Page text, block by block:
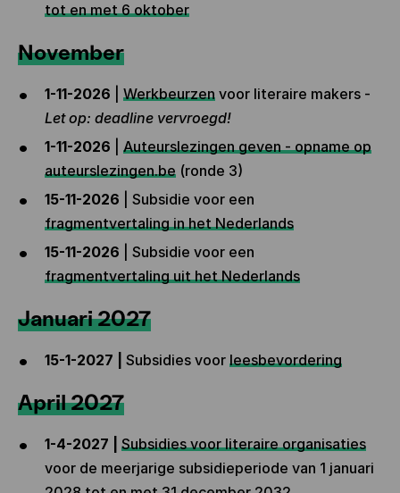
tot en met 6 oktober
November
1-11-2026 Werkbeurzen voor literaire makers -
Let op: deadline vervroegd!
1-11-2026
Auteurslezingen geven - opname op
auteurslezingen.be (ronde 3)
15-11-2026
Subsidie voor een
fragmentvertaling in het Nederlands
15-11-2026
Subsidie voor een
fragmentvertaling uit het Nederlands
Januari 2027
15-1-2027 | Subsidies voor leesbevordering
April 2027
1-4-2027 |
Subsidies voor literaire organisaties
voor de meerjarige subsidieperiode van 1 januari